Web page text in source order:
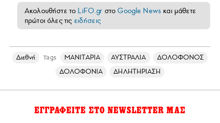
Ακολουθήστε το LiFO.gr στοGoogle News και μάθετε
πρώτοι όλες τις ειδήσεις
Διεθνή Tags ΜΑΝΙΤΑΡΙΑ ΑΥΣΤΡΑΛΙΑ
ΔΟΛΟΦΟΝΟΣ
ΔΟΛΟΦΟΝΙΑ
ΔΗΛΗΤΗΡΙΑΣΗ
ΕΓΓΡΑΦΕΙΤΕ ΣΤΟ NEWSLETTER ΜΑΣ